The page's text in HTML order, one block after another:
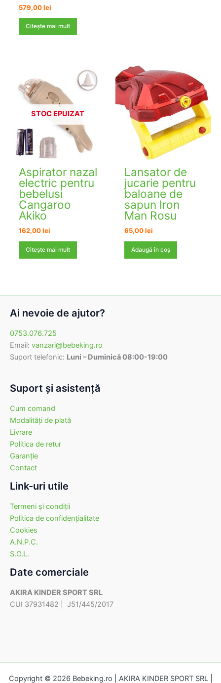
579,00lei
Citește mai mult
STOC EPUIZAT
Aspirator nazal
electric pentru
bebelusi
Cangaroo
Akiko
162,00lei
Citește mai mult
Lansator de
jucarie pentru
baloane de
sapun Iron
Man Rosu
65,00lei
Adaugă în coș
Ai nevoie de ajutor?
0753.076.725
Email: vanzari@bebeking.ro
Suport telefonic: Luni – Duminică 08:00-19:00
Suport şi asistenţă
Cum comand
Modalităţi de plată
Livrare
Politica de retur
Garanţie
Contact
Link-uri utile
Termeni şi condiţii
Politica de confidenţialitate
Cookies
A.N.P.C.
S.O.L.
Date comerciale
AKIRA KINDER SPORT SRL
CUI 37931482 | J51/445/2017
Copyright © 2026 Bebeking.ro | AKIRA KINDER SPORT SRL |